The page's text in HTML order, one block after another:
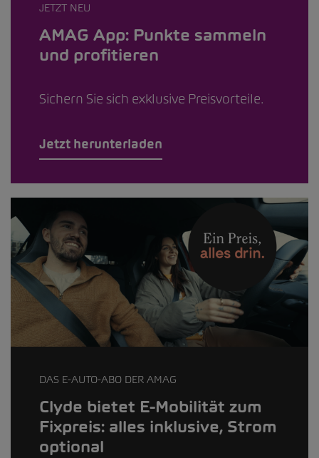
JETZT NEU
AMAG App: Punkte sammeln
und profitieren
Sichern Sie sich exklusive Preisvorteile.
Jetzt herunterladen
DAS E-AUTO-ABO DER AMAG
Clyde bietet E-Mobilität zum
Fixpreis: alles inklusive, Strom
optional